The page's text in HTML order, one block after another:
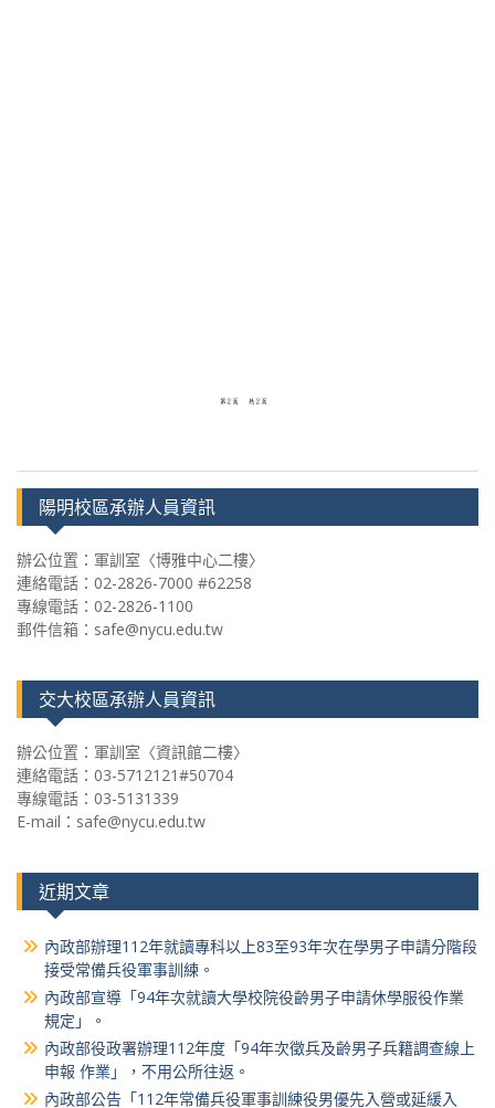
陽明校區承辦人員資訊
辦公位置：軍訓室〈博雅中心二樓〉
連絡電話：02-2826-7000 #62258
專線電話：02-2826-1100
郵件信箱：safe@nycu.edu.tw
交大校區承辦人員資訊
辦公位置：軍訓室〈資訊館二樓〉
連絡電話：03-5712121#50704
專線電話：03-5131339
E-mail：safe@nycu.edu.tw
近期文章
內政部辦理112年就讀專科以上83至93年次在學男子申請分階段
接受常備兵役軍事訓練。
內政部宣導「94年次就讀大學校院役齡男子申請休學服役作業
規定」。
內政部役政署辦理112年度「94年次徵兵及齡男子兵籍調查線上
申報 作業」，不用公所往返。
內政部公告「112年常備兵役軍事訓練役男優先入營或延緩入